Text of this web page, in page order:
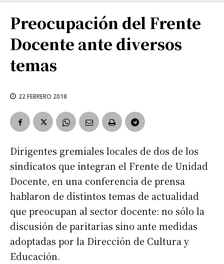
Preocupación del Frente
Docente ante diversos
temas
22 FEBRERO 2018
Dirigentes gremiales locales de dos de los
sindicatos que integran el Frente de Unidad
Docente, en una conferencia de prensa
hablaron de distintos temas de actualidad
que preocupan al sector docente: no sólo la
discusión de paritarias sino ante medidas
adoptadas por la Dirección de Cultura y
Educación.